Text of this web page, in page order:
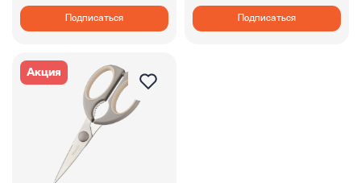
Подписаться Подписаться
Акция